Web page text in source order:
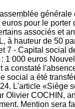
pour le
associés et
à hauteur de 50
7 - Capital social
1 000 euros
a constaté
social a été
L'article «Siège
Olivier COCHIN,
Mention sera